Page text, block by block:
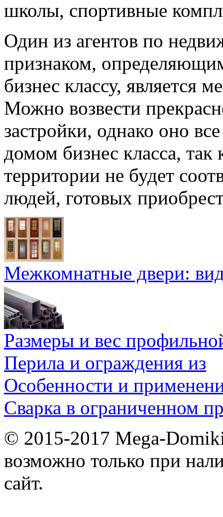
школы, спортивные
Один из агентов по
признаком,
бизнес классу, является
Можно возвести
застройки, однако оно
домом бизнес класса, так
территории не будет
людей, готовых
Межкомнатные двери:
Размеры и вес
Перила и ограждения из
Особенности и
Сварка в ограниченном
© 2015-2017 Mega-
возможно только при
сайт.